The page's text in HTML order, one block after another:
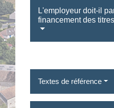
L'employeur doit-il
financement des
Textes de référence